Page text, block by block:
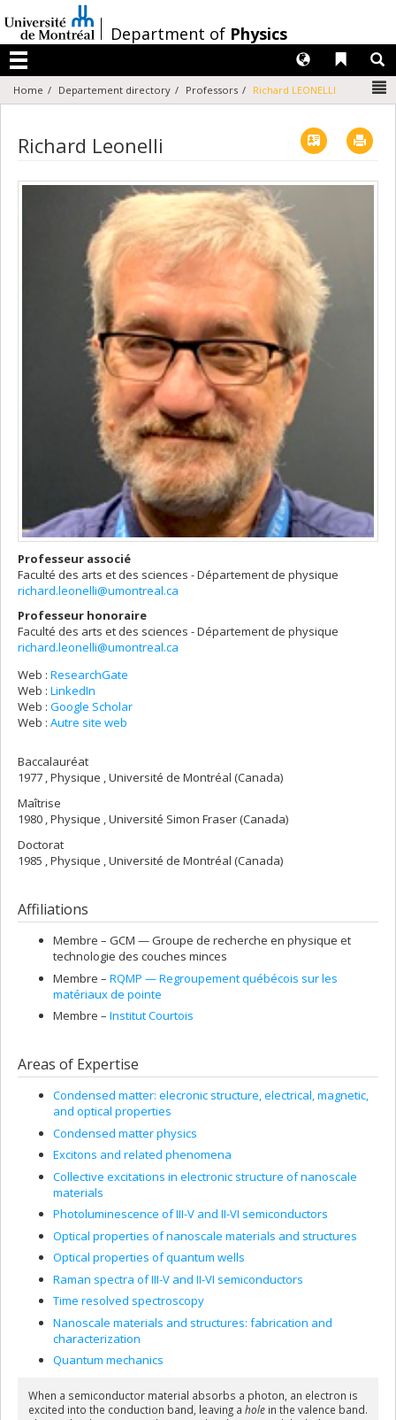
au
contenu
/Department of Physics
Menu
Liens
Langues
Home Departement directory Professors Richard LEONELLI
Richard Leonelli Vcard
Professeur associé
Faculté des arts et des sciences - Département de physique
richard.leonelli@umontreal.ca
Professeur honoraire
Faculté des arts et des sciences - Département de physique
richard.leonelli@umontreal.ca
Web : ResearchGate
Web : LinkedIn
Web : Google Scholar
Web : Autre site web
Baccalauréat
1977 , Physique , Université de Montréal (Canada)
Maîtrise
1980 , Physique , Université Simon Fraser (Canada)
Doctorat
1985 , Physique , Université de Montréal (Canada)
Affiliations
Membre – GCM — Groupe de recherche en physique et
technologie des couches minces
Membre – RQMP — Regroupement québécois sur les
matériaux de pointe
Membre – Institut Courtois
Areas of Expertise
Condensed matter: elecronic structure, electrical, magnetic,
and optical properties
Condensed matter physics
Excitons and related phenomena
Collective excitations in electronic structure of nanoscale
materials
Photoluminescence of III-V and II-VI semiconductors
Optical properties of nanoscale materials and structures
Optical properties of quantum wells
Raman spectra of III-V and II-VI semiconductors
Time resolved spectroscopy
Nanoscale materials and structures: fabrication and
characterization
Quantum mechanics
When a semiconductor material absorbs a photon, an electron is
excited into the conduction band, leaving a hole in the valence band.